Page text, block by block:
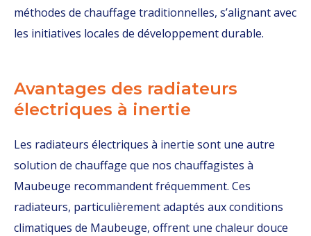
méthodes de chauffage traditionnelles, s’alignant avec
les initiatives locales de développement durable.
Avantages des radiateurs
électriques à inertie
Les radiateurs électriques à inertie sont une autre
solution de chauffage que nos chauffagistes à
Maubeuge recommandent fréquemment. Ces
radiateurs, particulièrement adaptés aux conditions
climatiques de Maubeuge, offrent une chaleur douce